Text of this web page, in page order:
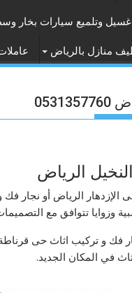
غسيل وتلميع سيارات بخار
منازل بالرياض
الرياض
الرياض أو نجار
تتوافق مع
فك و تركيب اثاث حى
في المكان الجديد.